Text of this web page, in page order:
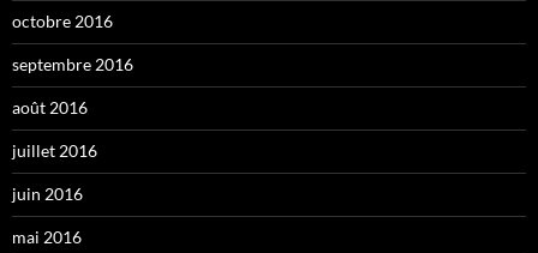
octobre 2016
septembre 2016
août 2016
juillet 2016
juin 2016
mai 2016